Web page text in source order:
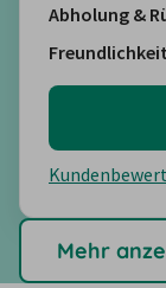
Abholung &
Freundlichkeit
Mehr